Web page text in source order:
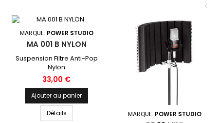
<
MARQUE: POWER STUDIO
MA 001 B NYLON
Suspension Filtre Anti-Pop
Nylon
Prix
33,00 €
Ajouter au panier
Détails MARQUE: POWER STUDIO